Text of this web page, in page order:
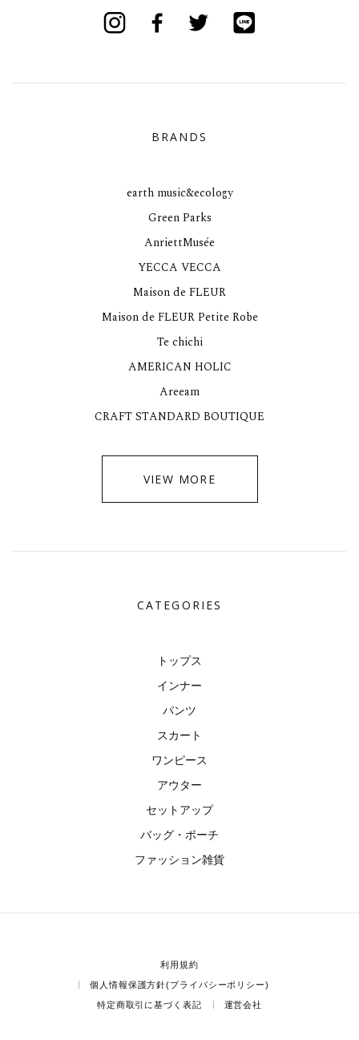
BRANDS
earth music&ecology
Green Parks
AnriettMusée
YECCA VECCA
Maison de FLEUR
Maison de FLEUR Petite Robe
Te chichi
AMERICAN HOLIC
Areeam
CRAFT STANDARD BOUTIQUE
VIEW MORE
CATEGORIES
トップス
インナー
パンツ
スカート
ワンピース
アウター
セットアップ
バッグ・ポーチ
ファッション雑貨
利用規約
個人情報保護方針(プライバシーポリシー)
特定商取引に基づく表記 運営会社